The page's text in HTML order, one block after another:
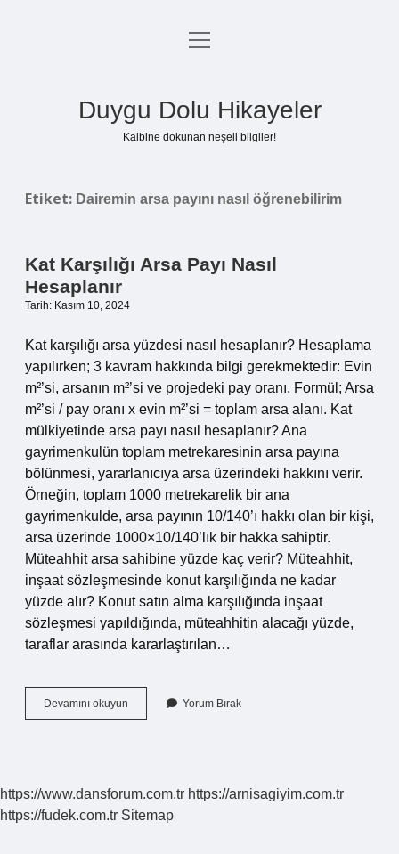
Anasayfa
menüyü
Duygu Dolu Hikayeler
Kalbine dokunan neşeli bilgiler!
Etiket: Dairemin arsa payını nasıl öğrenebilirim
Kat Karşılığı Arsa Payı Nasıl
Hesaplanır
Tarih: Kasım 10, 2024
Kat karşılığı arsa yüzdesi nasıl hesaplanır? Hesaplama
yapılırken; 3 kavram hakkında bilgi gerekmektedir: Evin
m²’si, arsanın m²’si ve projedeki pay oranı. Formül; Arsa
m²’si / pay oranı x evin m²’si = toplam arsa alanı. Kat
mülkiyetinde arsa payı nasıl hesaplanır? Ana
gayrimenkulün toplam metrekaresinin arsa payına
bölünmesi, yararlanıcıya arsa üzerindeki hakkını verir.
Örneğin, toplam 1000 metrekarelik bir ana
gayrimenkulde, arsa payının 10/140’ı hakkı olan bir kişi,
arsa üzerinde 1000×10/140’lık bir hakka sahiptir.
Müteahhit arsa sahibine yüzde kaç verir? Müteahhit,
inşaat sözleşmesinde konut karşılığında ne kadar
yüzde alır? Konut satın alma karşılığında inşaat
sözleşmesi yapıldığında, müteahhitin alacağı yüzde,
taraflar arasında kararlaştırılan…
Devamını okuyun
Karşılığı
Yorum Bırak
https://www.dansforum.com.tr https://arnisagiyim.com.tr
https://fudek.com.tr Sitemap